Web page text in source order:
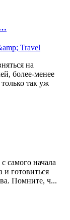
…
на
более-менее
так уж
самого начала
и готовиться
Помните, ч...